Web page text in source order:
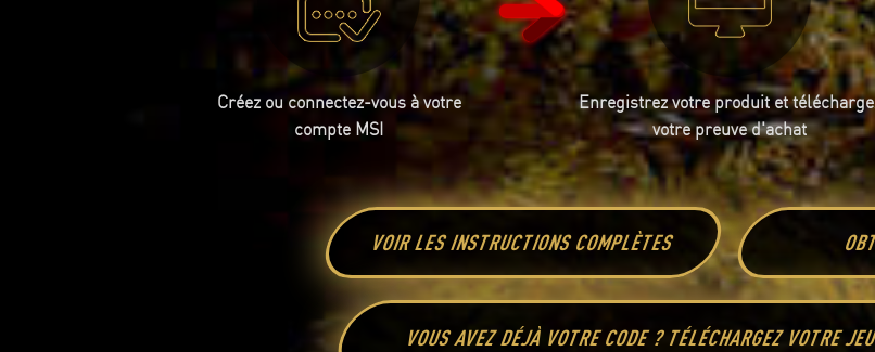
Créez ou connectez-vous à votre
compte MSI
Enregistrez votre produit et
votre preuve d'achat
VOIR LES INSTRUCTIONS COMPLÈTES
VOUS AVEZ DÉJÀ VOTRE CODE ? TÉLÉCHARGEZ VOTRE